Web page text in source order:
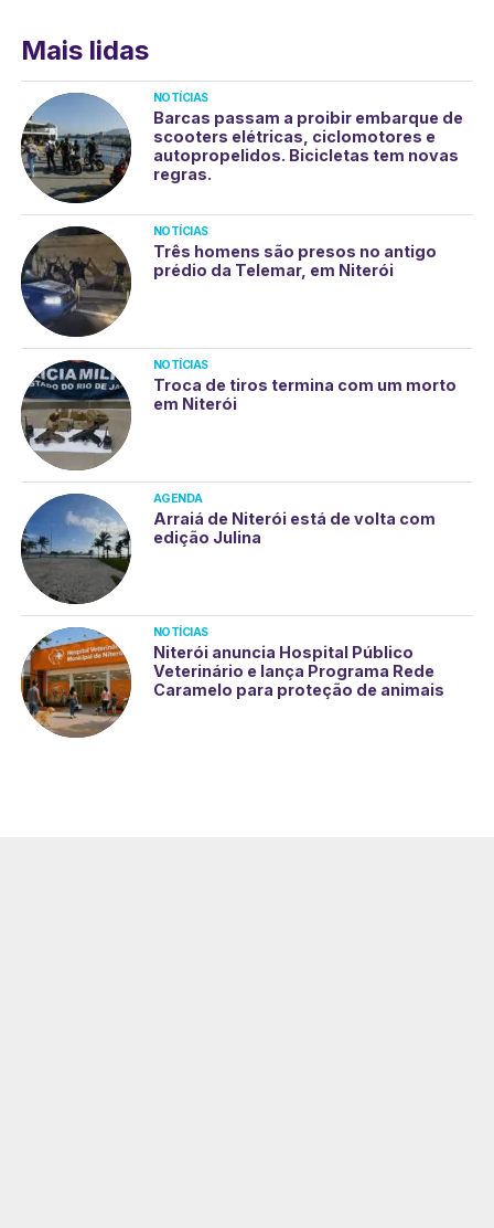
Mais lidas
NOTÍCIAS
Barcas passam a proibir embarque de
scooters elétricas, ciclomotores e
autopropelidos. Bicicletas tem novas
regras.
NOTÍCIAS
Três homens são presos no antigo
prédio da Telemar, em Niterói
NOTÍCIAS
Troca de tiros termina com um morto
em Niterói
AGENDA
Arraiá de Niterói está de volta com
edição Julina
NOTÍCIAS
Niterói anuncia Hospital Público
Veterinário e lança Programa Rede
Caramelo para proteção de animais